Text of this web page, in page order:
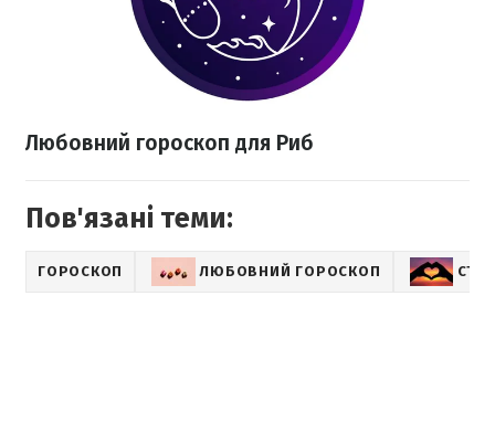
Любовний гороскоп для Риб
Пов'язані теми:
ГОРОСКОП ЛЮБОВНИЙ ГОРОСКОП